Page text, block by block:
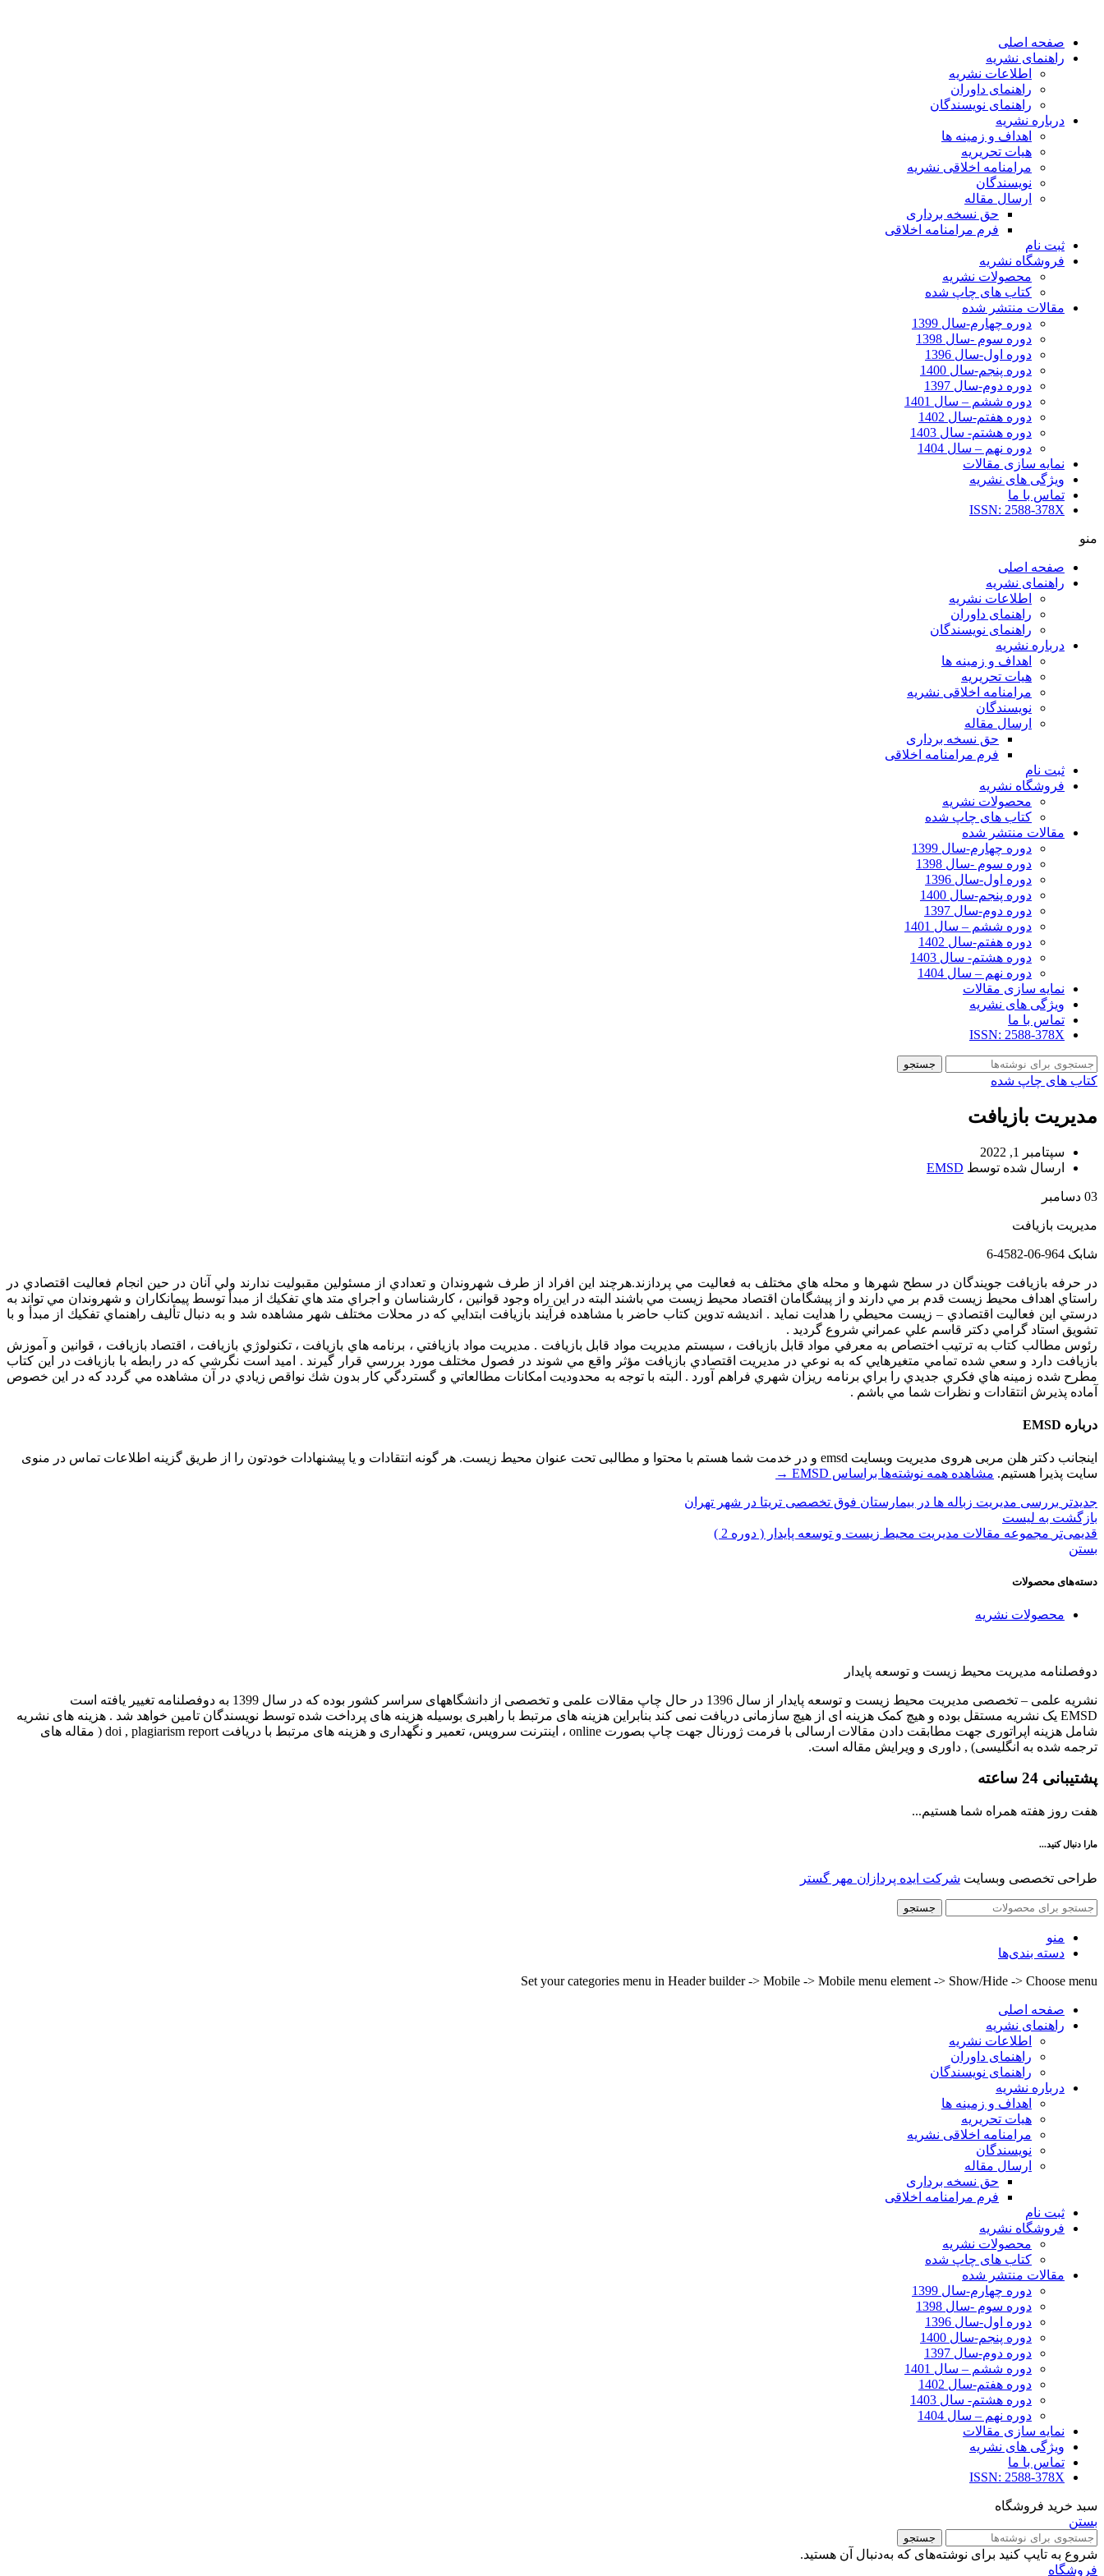
صفحه اصلی
راهنمای نشریه
اطلاعات نشریه
راهنمای داوران
راهنمای نویسندگان
درباره نشریه
اهداف و زمینه ها
هیات تحریریه
مرامنامه اخلاقی نشریه
نویسندگان
ارسال مقاله
حق نسخه برداری
فرم مرامنامه اخلاقی
ثبت نام
فروشگاه نشریه
محصولات نشریه
کتاب های چاپ شده
مقالات منتشر شده
دوره چهارم-سال 1399
دوره سوم -سال 1398
دوره اول-سال 1396
دوره پنجم-سال 1400
دوره دوم-سال 1397
دوره ششم – سال 1401
دوره هفتم-سال 1402
دوره هشتم- سال 1403
دوره نهم – سال 1404
نمایه سازی مقالات
ویژگی های نشریه
تماس با ما
ISSN: 2588-378X
منو
صفحه اصلی
راهنمای نشریه
اطلاعات نشریه
راهنمای داوران
راهنمای نویسندگان
درباره نشریه
اهداف و زمینه ها
هیات تحریریه
مرامنامه اخلاقی نشریه
نویسندگان
ارسال مقاله
حق نسخه برداری
فرم مرامنامه اخلاقی
ثبت نام
فروشگاه نشریه
محصولات نشریه
کتاب های چاپ شده
مقالات منتشر شده
دوره چهارم-سال 1399
دوره سوم -سال 1398
دوره اول-سال 1396
دوره پنجم-سال 1400
دوره دوم-سال 1397
دوره ششم – سال 1401
دوره هفتم-سال 1402
دوره هشتم- سال 1403
دوره نهم – سال 1404
نمایه سازی مقالات
ویژگی های نشریه
تماس با ما
ISSN: 2588-378X
جستجو
کتاب های چاپ شده
مدیریت بازیافت
سپتامبر 1, 2022
ارسال شده توسط EMSD
03 دسامبر
مدیریت بازیافت
شابک 964-06-4582-6
در حرفه بازيافت جويندگان در سطح شهرها و محله هاي مختلف به فعاليت مي پردازند.هرچند اين افراد از طرف شهروندان و تعدادي از مسئولين مقبوليت ندارند ولي آنان در حين انجام فعاليت اقتصادي در
راستاي اهداف محيط زيست قدم بر مي دارند و از پيشگامان اقتصاد محيط زيست مي باشند البته در اين راه وجود قوانين ، كارشناسان و اجراي متد هاي تفكيك از مبدأ توسط پيمانكاران و شهروندان مي تواند به
درستي اين فعاليت اقتصادي – زيست محيطي را هدايت نمايد . انديشه تدوين كتاب حاضر با مشاهده فرآيند بازيافت ابتدايي كه در محلات مختلف شهر مشاهده شد و به دنبال تأليف راهنماي تفكيك از مبدأ و با
تشويق استاد گرامي دكتر قاسم علي عمراني شروع گرديد .
رئوس مطالب كتاب به ترتيب اختصاص به معرفي مواد قابل بازيافت ، سيستم مديريت مواد قابل بازيافت . مديريت مواد بازيافتي ، برنامه هاي بازيافت ، تكنولوژي بازيافت ، اقتصاد بازيافت ، قوانين و آموزش
بازيافت دارد و سعي شده تمامي متغيرهايي كه به نوعي در مديريت اقتصادي بازيافت مؤثر واقع مي شوند در فصول مختلف مورد بررسي قرار گيرند . اميد است نگرشي كه در رابطه با بازيافت در اين كتاب
مطرح شده زمينه هاي فكري جديدي را براي برنامه ريزان شهري فراهم آورد . البته با توجه به محدوديت امكانات مطالعاتي و گستردگي كار بدون شك نواقص زيادي در آن مشاهده مي گردد كه در اين خصوص
آماده پذيرش انتقادات و نظرات شما مي باشم .
درباره EMSD
اینجانب دکتر هلن مربی هروی مدیریت وبسایت emsd و در خدمت شما هستم با محتوا و مطالبی تحت عنوان محیط زیست. هر گونه انتقادات و یا پیشنهادات خودتون را از طریق گزینه اطلاعات تماس در منوی
سایت پذیرا هستیم. مشاهده همه نوشته‌ها براساس EMSD →
جدیدتر بررسی مدیریت زباله ها در بيمارستان فوق تخصصی تریتا در شهر تهران
بازگشت بە لیست
قدیمی‌تر مجموعه مقالات مدیریت محیط زیست و توسعه پایدار ( دوره 2 )
بستن
دسته‌های محصولات
محصولات نشریه
دوفصلنامه مدیریت محیط زیست و توسعه پایدار
نشریه علمی – تخصصی مدیریت محیط زیست و توسعه پایدار از سال 1396 در حال چاپ مقالات علمی و تخصصی از دانشگاههای سراسر کشور بوده که در سال 1399 به دوفصلنامه تغییر یافته است
EMSD یک نشریه مستقل بوده و هیچ کمک هزینه ای از هیچ سازمانی دریافت نمی کند بنابراین هزینه های مرتبط با راهبری بوسیله هزینه های پرداخت شده توسط نویسندگان تامین خواهد شد . هزینه های نشریه
شامل هزینه اپراتوری جهت مطابقت دادن مقالات ارسالی با فرمت ژورنال جهت چاپ بصورت online ، اینترنت سرویس، تعمیر و نگهداری و هزینه های مرتبط با دریافت doi , plagiarism report ( مقاله های
ترجمه شده به انگلیسی) , داوری و ویرایش مقاله است.
پشتیبانی 24 ساعته
هفت روز هفته همراه شما هستیم...
مارا دنبال کنید...
طراحی تخصصی وبسایت شرکت ایده پردازان مهر گستر
جستجو
منو
دسته بندی‌ها
Set your categories menu in Header builder -> Mobile -> Mobile menu element -> Show/Hide -> Choose menu
صفحه اصلی
راهنمای نشریه
اطلاعات نشریه
راهنمای داوران
راهنمای نویسندگان
درباره نشریه
اهداف و زمینه ها
هیات تحریریه
مرامنامه اخلاقی نشریه
نویسندگان
ارسال مقاله
حق نسخه برداری
فرم مرامنامه اخلاقی
ثبت نام
فروشگاه نشریه
محصولات نشریه
کتاب های چاپ شده
مقالات منتشر شده
دوره چهارم-سال 1399
دوره سوم -سال 1398
دوره اول-سال 1396
دوره پنجم-سال 1400
دوره دوم-سال 1397
دوره ششم – سال 1401
دوره هفتم-سال 1402
دوره هشتم- سال 1403
دوره نهم – سال 1404
نمایه سازی مقالات
ویژگی های نشریه
تماس با ما
ISSN: 2588-378X
سبد خرید فروشگاه
بستن
جستجو
شروع به تایپ کنید برای نوشته‌های که به‌دنبال آن هستید.
فروشگاه